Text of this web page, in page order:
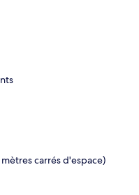
carrés d'espace)